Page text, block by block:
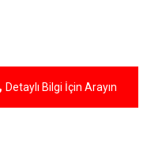
Detaylı Bilgi İçin Arayın